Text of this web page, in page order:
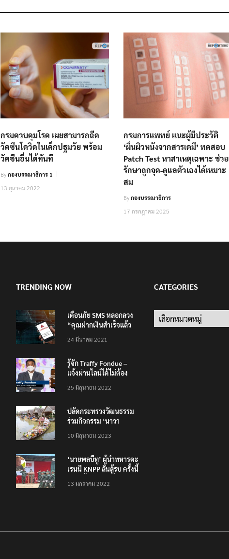
กรมควบคุมโรค เผยสามารถฉีด
วัคซีนโควิดในเด็กปฐมวัย พร้อม
วัคซีนอื่นได้ทันที
Byกองบรรณาธิการ 1
13 ตุลาคม 2022
กรมการแพทย์ แนะผู้มีประวัติ
‘ผื่นผิวหนังจากสารเคมี’ ทดสอบ
Patch Test หาสาเหตุเฉพาะ ช่วย
รักษาถูกจุด-ดูแลตัวเองได้เหมาะ
สม
Byกองบรรณาธิการ
17 กรกฎาคม 2025
TRENDING NOW
เตือนภัย SMS หลอกลวง
“คุณฝากเงินสำเร็จแล้ว
200,000 บาท”
24 มีนาคม 2021
รู้จัก Traffy Fondue –
แจ้งผ่านไลน์ได้ไม่ต้อง
ทั่วไทย ไม่ใช่แค่ในกรุง
25 มิถุนายน 2022
ปลัดกระทรวงวัฒนธรรม
ร่วมกิจกรรม ‘นาวา
ตักบาตรทางน้ำ
10 มิถุนายน 2023
‘นายพลบีทู’ ผู้นำทหารคะ
เรนนี KNPP ลั่นสู้รบ ครั้งนี้
ประชาชนต้องชนะ
13 มกราคม 2022
CATEGORIES
Categories